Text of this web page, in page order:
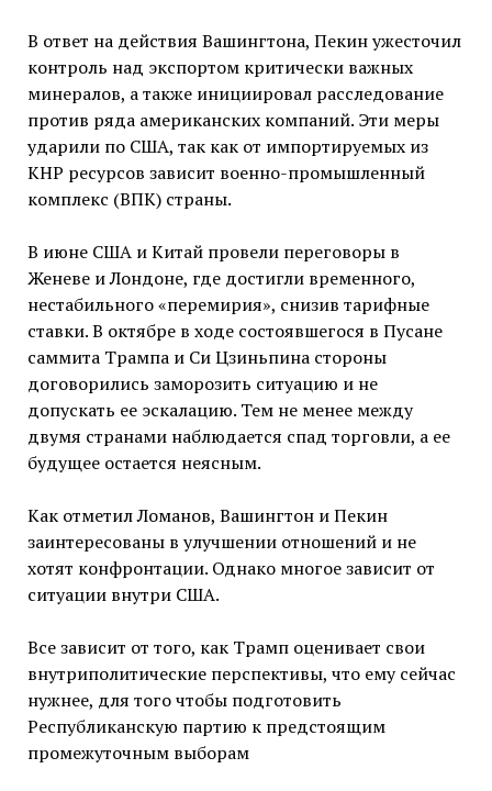
В ответ на действия Вашингтона, Пекин ужесточил
контроль над экспортом критически важных
минералов, а также инициировал расследование
против ряда американских компаний. Эти меры
ударили по США, так как от импортируемых из
КНР ресурсов зависит военно-промышленный
комплекс (ВПК) страны.
В июне США и Китай провели переговоры в
Женеве и Лондоне, где достигли временного,
нестабильного «перемирия», снизив тарифные
ставки. В октябре в ходе состоявшегося в Пусане
саммита Трампа и Си Цзиньпина стороны
договорились заморозить ситуацию и не
допускать ее эскалацию. Тем не менее между
двумя странами наблюдается спад торговли, а ее
будущее остается неясным.
Как отметил Ломанов, Вашингтон и Пекин
заинтересованы в улучшении отношений и не
хотят конфронтации. Однако многое зависит от
ситуации внутри США.
Все зависит от того, как Трамп оценивает свои
внутриполитические перспективы, что ему сейчас
нужнее, для того чтобы подготовить
Республиканскую партию к предстоящим
промежуточным выборам